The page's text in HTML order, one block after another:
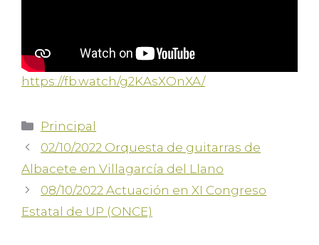
https://fb.watch/g2KAsXOnXA/
Principal
02/10/2022 Orquesta de guitarras de
Albacete en Villagarcía del Llano
08/10/2022 Actuación en XI Congreso
Estatal de UP (ONCE)